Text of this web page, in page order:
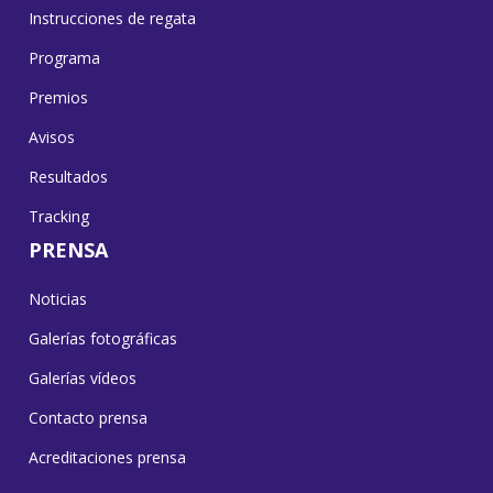
Instrucciones de regata
Programa
Premios
Avisos
Resultados
Tracking
PRENSA
Noticias
Galerías fotográficas
Galerías vídeos
Contacto prensa
Acreditaciones prensa